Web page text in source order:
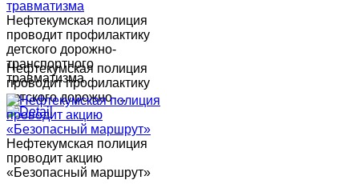
Нефтекумская полиция
проводит профилактику
детского дорожно-
транспортного
травматизма
Нефтекумская полиция
проводит профилактику
детского дорожно-...
Нефтекумская полиция
проводит акцию
«Безопасный маршрут»